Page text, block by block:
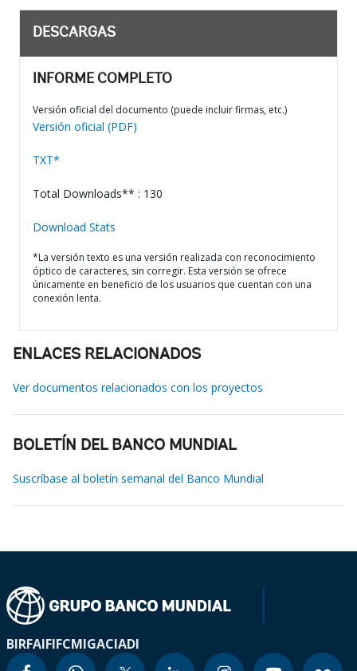
DESCARGAS
INFORME COMPLETO
Versión oficial del documento (puede incluir firmas, etc.)
Versión oficial (PDF)
TXT*
Total Downloads** : 130
Download Stats
*La versión texto es una versión realizada con reconocimiento
óptico de caracteres, sin corregir. Esta versión se ofrece
únicamente en beneficio de los usuarios que cuentan con una
conexión lenta.
ENLACES RELACIONADOS
Ver documentos relacionados con los proyectos
BOLETÍN DEL BANCO MUNDIAL
Suscríbase al boletín semanal del Banco Mundial
BIRFAIFIFCMIGACIADI